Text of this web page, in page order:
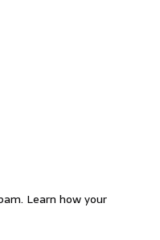
Learn how your